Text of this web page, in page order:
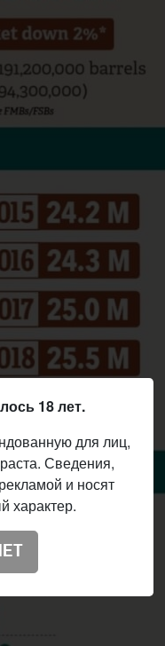
18 лет.
для лиц,
Сведения,
и носят
характер.